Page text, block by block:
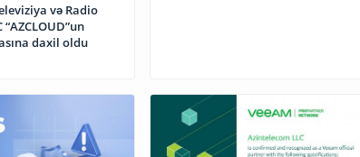
və Radio
daxil oldu